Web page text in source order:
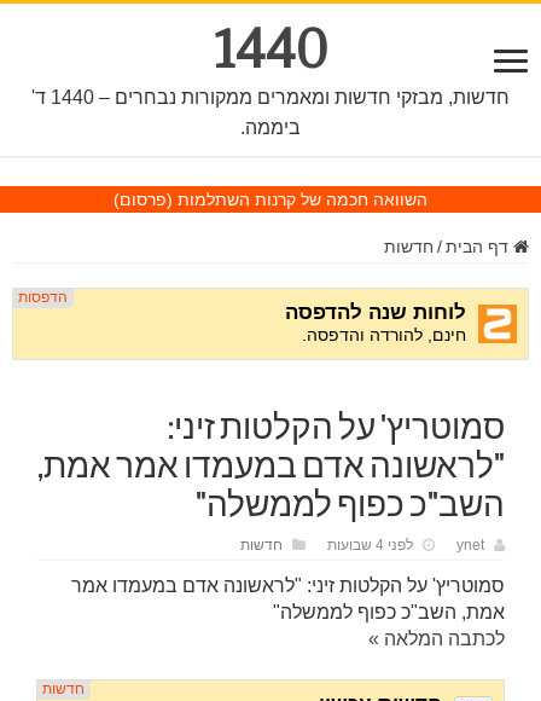
1440
חדשות, מבזקי חדשות ומאמרים ממקורות נבחרים – 1440 ד'
ביממה.
השוואה חכמה של קרנות השתלמות (פרסום)
דף הבית / חדשות
סמוטריץ' על הקלטות זיני:
"לראשונה אדם במעמדו אמר אמת,
השב"כ כפוף לממשלה"
ynet לפני 4 שבועות חדשות
סמוטריץ' על הקלטות זיני: "לראשונה אדם במעמדו אמר
אמת, השב"כ כפוף לממשלה"
לכתבה המלאה »